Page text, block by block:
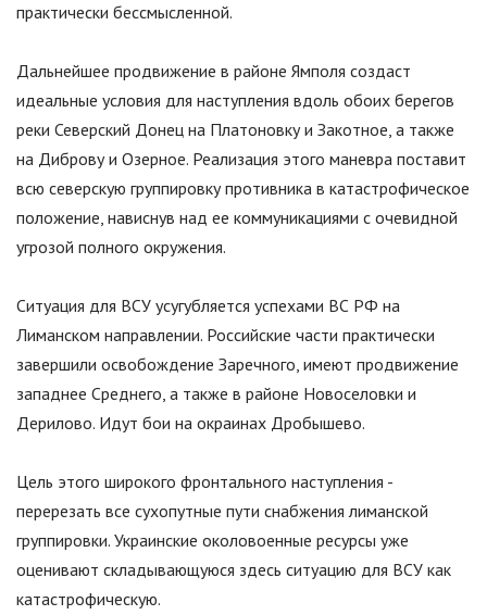
практически бессмысленной.
Дальнейшее продвижение в районе Ямполя создаст
идеальные условия для наступления вдоль обоих берегов
реки Северский Донец на Платоновку и Закотное, а также
на Диброву и Озерное. Реализация этого маневра поставит
всю северскую группировку противника в катастрофическое
положение, нависнув над ее коммуникациями с очевидной
угрозой полного окружения.
Ситуация для ВСУ усугубляется успехами ВС РФ на
Лиманском направлении. Российские части практически
завершили освобождение Заречного, имеют продвижение
западнее Среднего, а также в районе Новоселовки и
Дерилово. Идут бои на окраинах Дробышево.
Цель этого широкого фронтального наступления -
перерезать все сухопутные пути снабжения лиманской
группировки. Украинские околовоенные ресурсы уже
оценивают складывающуюся здесь ситуацию для ВСУ как
катастрофическую.